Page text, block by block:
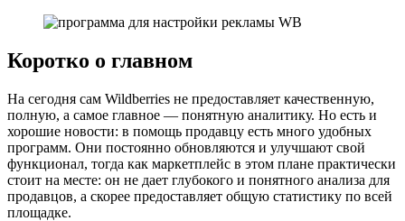
Коротко о главном
На сегодня сам Wildberries не предоставляет качественную,
полную, а самое главное — понятную аналитику. Но есть и
хорошие новости: в помощь продавцу есть много удобных
программ. Они постоянно обновляются и улучшают свой
функционал, тогда как маркетплейс в этом плане практически
стоит на месте: он не дает глубокого и понятного анализа для
продавцов, а скорее предоставляет общую статистику по всей
площадке.